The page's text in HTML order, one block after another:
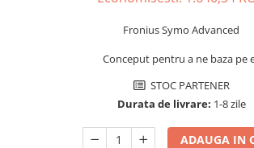
Pachete complete stocare energie
Sisteme de Stocare Comerciale
Sisteme fotovoltaice complete
Fronius Symo Advanced
Conceput pentru a ne baza pe
STOC PARTENER
Durata de livrare: 1-8 zile
ADAUGA IN